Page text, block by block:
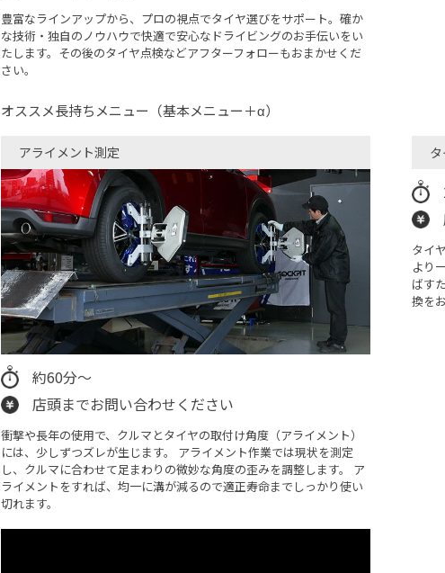
豊富なラインアップから、プロの視点でタイヤ選びをサポート。確か
な技術・独自のノウハウで快適で安心なドライビングのお手伝いをい
たします。その後のタイヤ点検などアフターフォローもおまかせくだ
さい。
オススメ長持ちメニュー（基本メニュー＋α）
アライメント測定
約60分～
店頭までお問い合わせください
衝撃や長年の使用で、クルマとタイヤの取付け角度（アライメント）
には、少しずつズレが生じます。 アライメント作業では現状を測定
し、クルマに合わせて足まわりの微妙な角度の歪みを調整します。 ア
ライメントをすれば、均一に溝が減るので適正寿命までしっかり使い
切れます。
タイ
より
ばす
換を